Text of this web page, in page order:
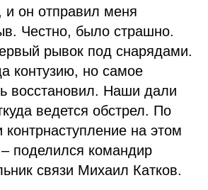
и он отправил меня
Честно, было страшно.
рывок под снарядами.
контузию, но самое
восстановил. Наши дали
ведется обстрел. По
на этом
поделился командир
связи Михаил Катков.